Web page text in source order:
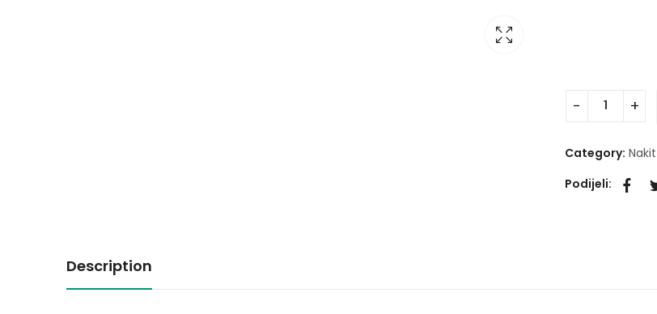
Category: Nakit
Podijeli:
Description